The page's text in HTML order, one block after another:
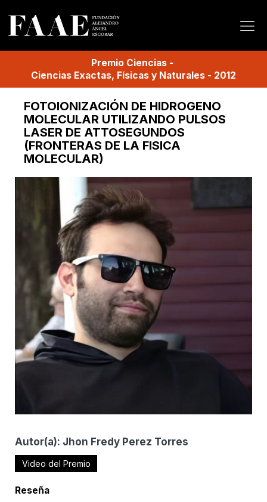
Premio Ciencias -
Ciencias Exactas, Físicas y Naturales - 2012
FOTOIONIZACIÓN DE HIDROGENO
MOLECULAR UTILIZANDO PULSOS
LASER DE ATTOSEGUNDOS
(FRONTERAS DE LA FISICA
MOLECULAR)
Autor(a): Jhon Fredy Perez Torres
Video del Premio
Reseña